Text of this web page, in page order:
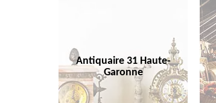
Antiquaire 31 Haute-
Garonne